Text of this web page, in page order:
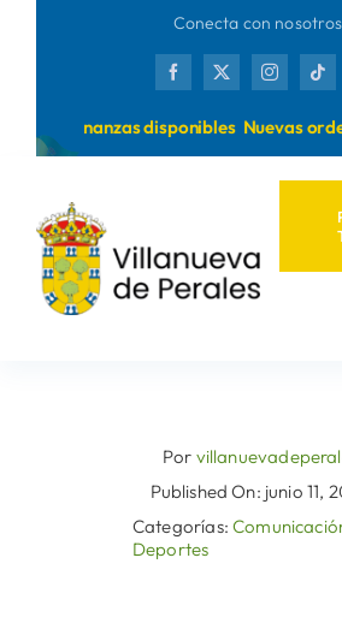
Conecta con nosotros
ordenanzas disponibles Nuevas
AyuntamientoPor
Published On: junio 11,
Categorías:
Deportes